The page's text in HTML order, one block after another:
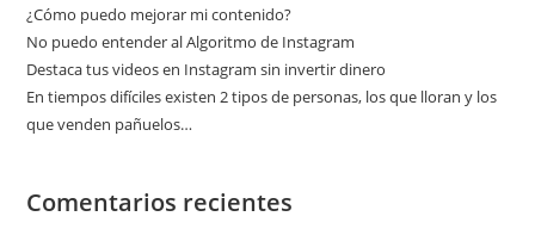
¿Cómo puedo mejorar mi contenido?
No puedo entender al Algoritmo de Instagram
Destaca tus videos en Instagram sin invertir dinero
En tiempos difíciles existen 2 tipos de personas, los que lloran y los
que venden pañuelos…
Comentarios recientes